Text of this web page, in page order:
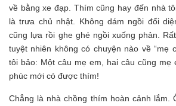
về bằng xe đạp. Thím cũng hay đến nhà
là trưa chủ nhật. Không dám ngồi đối
cũng lựa rồi ghe ghé ngồi xuống phản.
tuyệt nhiên không có chuyện nào về “mẹ
tôi bảo: Một câu mẹ em, hai câu cũng mẹ
phúc mới có được thím!
Chẳng là nhà chồng thím hoàn cảnh lắm.